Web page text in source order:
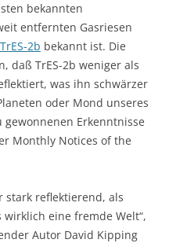
bekannten
entfernten Gasriesen
TrES-2b bekannt ist. Die
daß TrES-2b weniger als
was ihn schwärzer
oder Mond unseres
gewonnenen Erkenntnisse
Monthly Notices of the
stark reflektierend, als
eine fremde Welt“,
Autor David Kipping